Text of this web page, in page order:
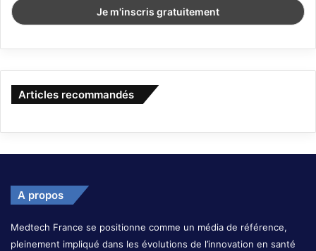
Articles recommandés
A propos
Medtech France se positionne comme un média de référence,
pleinement impliqué dans les évolutions de l’innovation en santé